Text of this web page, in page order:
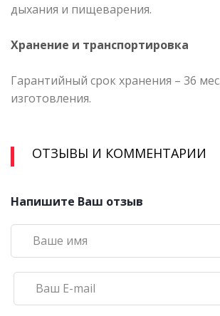
дыхания и пищеварения.
Хранение и транспортировка
Гарантийный срок хранения – 36
изготовления.
ОТЗЫВЫ И КОММЕНТАРИИ
Напишите Ваш отзыв